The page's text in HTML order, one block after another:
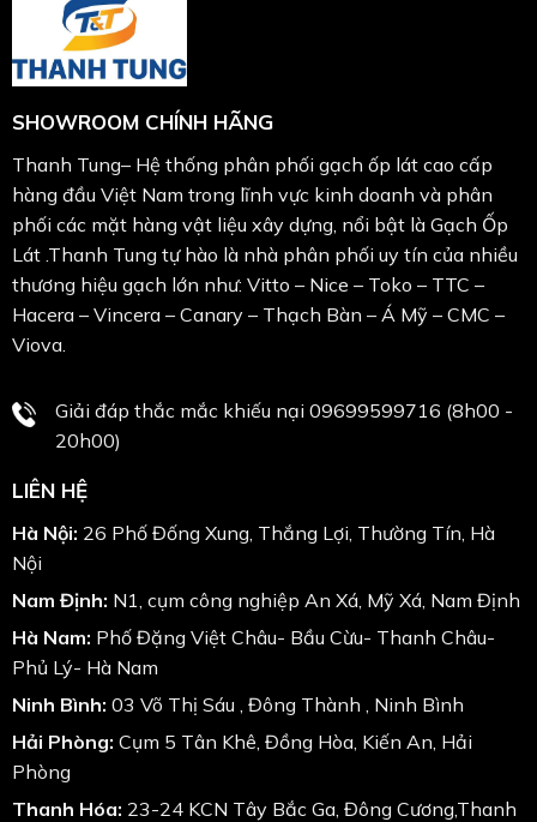
SHOWROOM CHÍNH HÃNG
Thanh Tung– Hệ thống phân phối gạch ốp lát cao cấp
hàng đầu Việt Nam trong lĩnh vực kinh doanh và phân
phối các mặt hàng vật liệu xây dựng, nổi bật là Gạch Ốp
Lát .Thanh Tung tự hào là nhà phân phối uy tín của nhiều
thương hiệu gạch lớn như: Vitto – Nice – Toko – TTC –
Hacera – Vincera – Canary – Thạch Bàn – Á Mỹ – CMC –
Viova.
Giải đáp thắc mắc khiếu nại 09699599716 (8h00 -
20h00)
LIÊN HỆ
Hà Nội: 26 Phố Đống Xung, Thắng Lợi, Thường Tín, Hà
Nội
Nam Định: N1, cụm công nghiệp An Xá, Mỹ Xá, Nam Định
Hà Nam: Phố Đặng Việt Châu- Bầu Cừu- Thanh Châu-
Phủ Lý- Hà Nam
Ninh Bình: 03 Võ Thị Sáu , Đông Thành , Ninh Bình
Hải Phòng: Cụm 5 Tân Khê, Đồng Hòa, Kiến An, Hải
Phòng
Thanh Hóa: 23-24 KCN Tây Bắc Ga, Đông Cương,Thanh